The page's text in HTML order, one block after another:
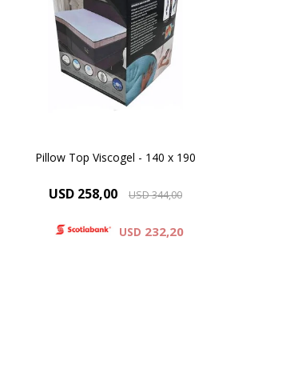
PILLOW TOP – VISCOGEL
Pillow Top Viscogel - 140 x 190
USD 258,00 USD344,00
USD 232,20